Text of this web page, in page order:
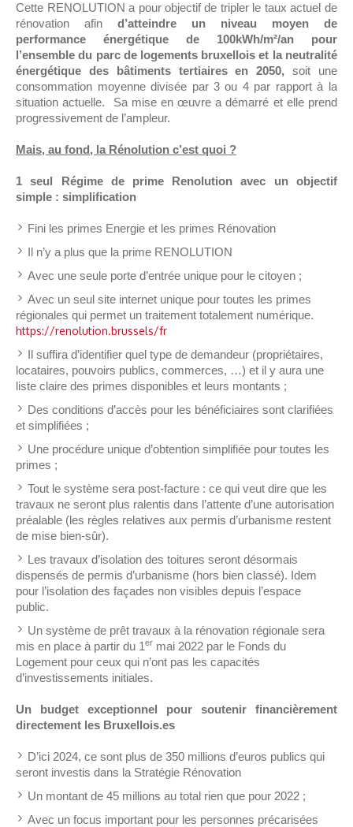
Cette RENOLUTION a pour objectif de tripler le taux actuel de
rénovation afind’atteindre un niveau moyen de
performance énergétique de 100kWh/m²/an pour
l’ensemble du parc de logements bruxellois et la neutralité
énergétique des bâtiments tertiaires en 2050,soit une
consommation moyenne divisée par 3 ou 4 par rapport à la
situation actuelle. Sa mise en œuvre a démarré et elle prend
progressivement de l’ampleur.
Mais, au fond, la Rénolution c’est quoi ?
1 seul Régime de prime Renolution avec un objectif
simple : simplification
Fini les primes Energie et les primes Rénovation
Il n’y a plus que la prime RENOLUTION
Avec une seule porte d’entrée unique pour le citoyen ;
Avec un seul site internet unique pour toutes les primes
régionales qui permet un traitement totalement numérique.
https://renolution.brussels/fr
Il suffira d’identifier quel type de demandeur (propriétaires,
locataires, pouvoirs publics, commerces, …) et il y aura une
liste claire des primes disponibles et leurs montants ;
Des conditions d’accès pour les bénéficiaires sont clarifiées
et simplifiées ;
Une procédure unique d’obtention simplifiée pour toutes les
primes ;
Tout le système sera post-facture : ce qui veut dire que les
travaux ne seront plus ralentis dans l’attente d’une autorisation
préalable (les règles relatives aux permis d’urbanisme restent
de mise bien-sûr).
Les travaux d’isolation des toitures seront désormais
dispensés de permis d’urbanisme (hors bien classé). Idem
pour l’isolation des façades non visibles depuis l’espace
public.
Un système de prêt travaux à la rénovation régionale sera
mis en place à partir du 1er mai 2022 par le Fonds du
Logement pour ceux qui n’ont pas les capacités
d’investissements initiales.
Un budget exceptionnel pour soutenir financièrement
directement les Bruxellois.es
D’ici 2024, ce sont plus de 350 millions d’euros publics qui
seront investis dans la Stratégie Rénovation
Un montant de 45 millions au total rien que pour 2022 ;
Avec un focus important pour les personnes précarisées